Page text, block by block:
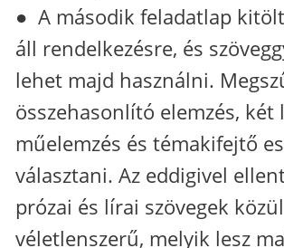
● A második feladatlap
áll rendelkezésre, és
lehet majd használni.
összehasonlító elemzés, két
műelemzés és témakifejtő
választani. Az eddigivel
prózai és lírai szövegek
véletlenszerű, melyik lesz